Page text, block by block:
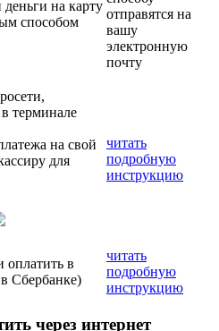
на карту
способом
отправятся на
вашу
электронную
почту
терминале
на свой
для
читать
подробную
инструкцию
оплатить в
Сбербанке)
читать
подробную
инструкцию
через интернет